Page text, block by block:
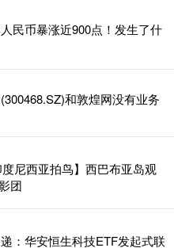
民币暴涨近900点！发生了什
和敦煌网没有业务
尼西亚拍鸟】西巴布亚岛观
团
：华安恒生科技ETF发起式联